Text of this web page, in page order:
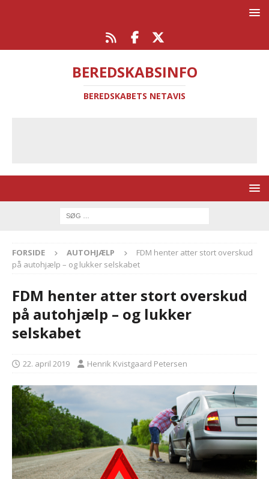
BEREDSKABSINFO
BEREDSKABETS NETAVIS
FORSIDE AUTOHJÆLP
FDM henter atter stort overskud
på autohjælp – og lukker selskabet
FDM henter atter stort overskud
på autohjælp – og lukker
selskabet
22. april 2019 Henrik Kvistgaard Petersen